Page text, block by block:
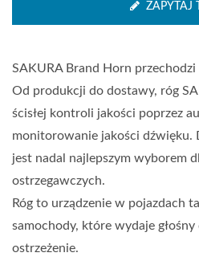
ZAPYTAJ
SAKURA Brand Horn
Od produkcji do dostawy, róg
ścisłej kontroli jakości poprzez
monitorowanie jakości dźwięku.
jest nadal najlepszym wyborem
ostrzegawczych.
Róg to urządzenie w pojazdach
samochody, które wydaje głośny
ostrzeżenie.